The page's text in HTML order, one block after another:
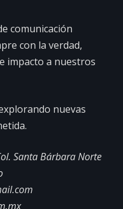
comunicación
con la verdad,
impacto a nuestros
nuevas
Santa Bárbara Norte